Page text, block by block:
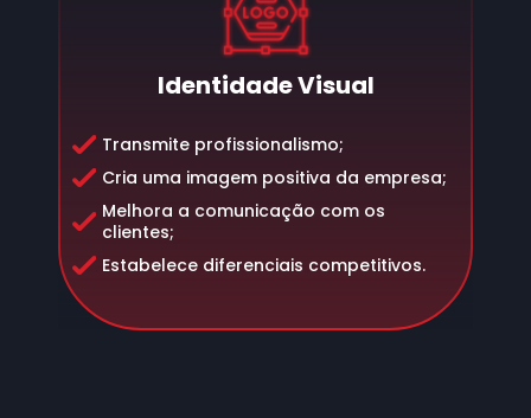
Identidade Visual
Transmite profissionalismo;
Cria uma imagem positiva da empresa;
Melhora a comunicação com os
clientes;
Estabelece diferenciais competitivos.